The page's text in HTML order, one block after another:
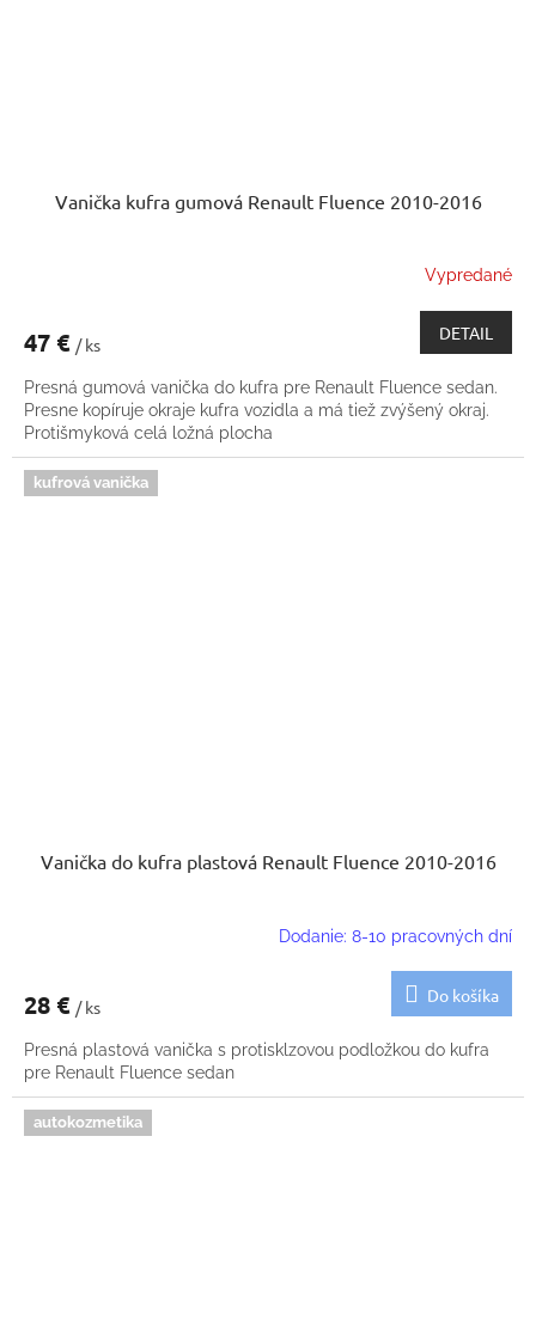
Vanička kufra gumová Renault Fluence 2010-2016
Vypredané
47 € / ks
DETAIL
Presná gumová vanička do kufra pre Renault Fluence sedan.
Presne kopíruje okraje kufra vozidla a má tiež zvýšený okraj.
Protišmyková celá ložná plocha
kufrová vanička
Vanička do kufra plastová Renault Fluence 2010-2016
Dodanie: 8-10 pracovných dní
28 € / ks
Do košíka
Presná plastová vanička s protisklzovou podložkou do kufra
pre Renault Fluence sedan
autokozmetika